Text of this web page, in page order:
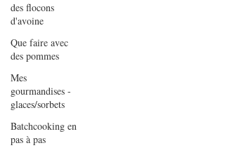
des flocons
d'avoine
Que faire avec
des pommes
Mes
gourmandises -
glaces/sorbets
Batchcooking en
pas à pas